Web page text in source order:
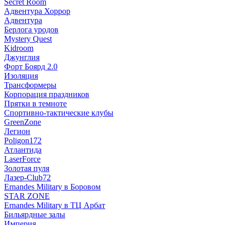
Secret Room
Адвентура Хоррор
Адвентура
Берлога уродов
Mystery Quest
Kidroom
Джунглия
Форт Боярд 2.0
Изоляция
Трансформеры
Корпорация праздников
Прятки в темноте
Спортивно-тактические клубы
GreenZone
Легион
Poligon172
Атлантида
LaserForce
Золотая пуля
Лазер-Club72
Ernandes Military в Боровом
STAR ZONE
Ernandes Military в ТЦ Арбат
Бильярдные залы